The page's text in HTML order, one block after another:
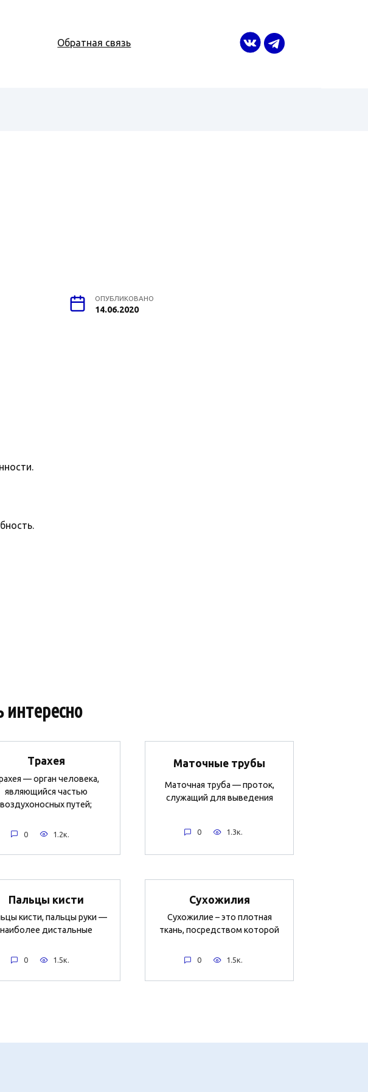
Обратная связь
ОПУБЛИКОВАНО
14.06.2020
Трахея
— орган человека,
являющийся частью
воздухоносных путей;
0 1.2к.
Маточные трубы
Маточная труба — проток,
служащий для выведения
0 1.3к.
Пальцы кисти
кисти, пальцы руки —
наиболее дистальные
0 1.5к.
Сухожилия
Сухожилие – это плотная
ткань, посредством которой
0 1.5к.